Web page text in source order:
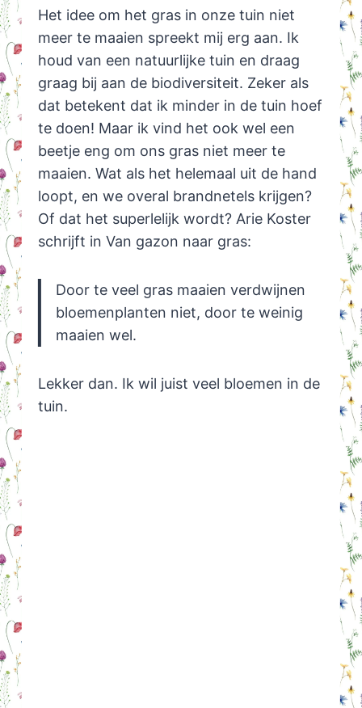
Het idee om het gras in onze tuin niet
meer te maaien spreekt mij erg aan. Ik
houd van een natuurlijke tuin en draag
graag bij aan de biodiversiteit. Zeker als
dat betekent dat ik minder in de tuin hoef
te doen! Maar ik vind het ook wel een
beetje eng om ons gras niet meer te
maaien. Wat als het helemaal uit de hand
loopt, en we overal brandnetels krijgen?
Of dat het superlelijk wordt? Arie Koster
schrijft in Van gazon naar gras:
Door te veel gras maaien verdwijnen
bloemenplanten niet, door te weinig
maaien wel.
Lekker dan. Ik wil juist veel bloemen in de
tuin.